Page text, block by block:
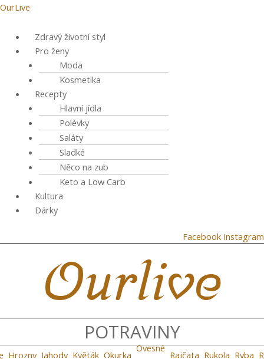
Přeskočit
obsah
OurLive
Menu
Zdravý životní styl
Pro ženy
Moda
Kosmetika
Recepty
Hlavní jídla
Polévky
Saláty
Sladké
Něco na zub
Keto a Low Carb
Kultura
Dárky
Facebook Instagram
Ourlive
POTRAVINY
Hrozny Jahody Květák Okurka
Ovesné
Rajčata Rukola Ryba
Post